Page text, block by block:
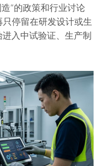
”的政策和行业讨论
停留在研发设计或生
入中试验证、生产制